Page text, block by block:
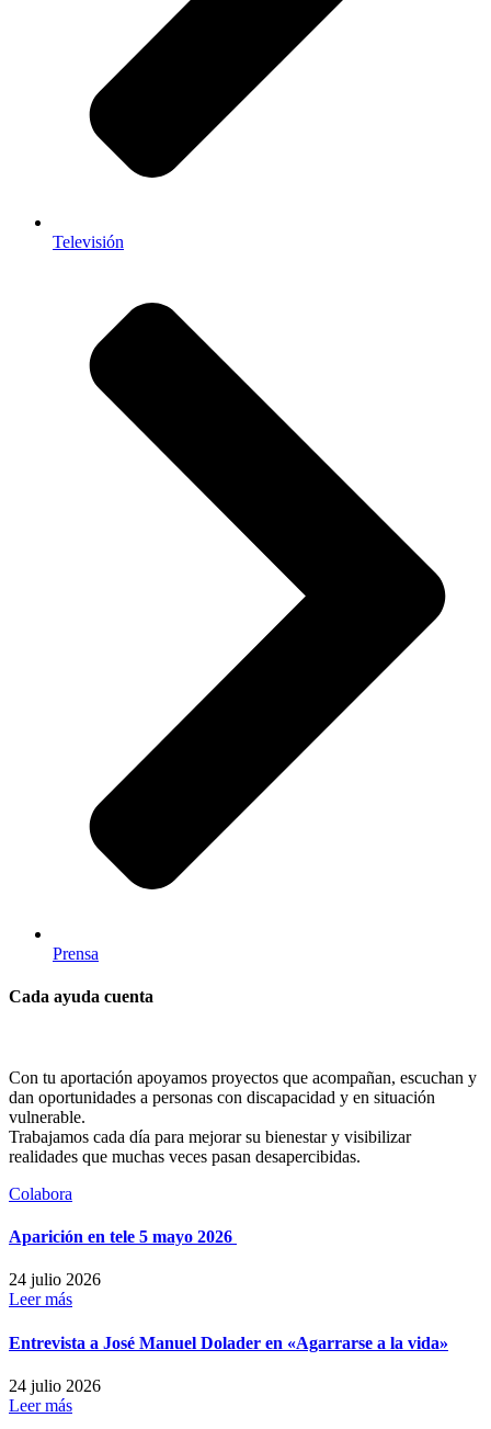
Televisión
Prensa
Cada ayuda cuenta
Con tu aportación apoyamos proyectos que acompañan, escuchan y
dan oportunidades a personas con discapacidad y en situación
vulnerable.
Trabajamos cada día para mejorar su bienestar y visibilizar
realidades que muchas veces pasan desapercibidas.
Colabora
Aparición en tele 5 mayo 2026
24 julio 2026
Leer más
Entrevista a José Manuel Dolader en «Agarrarse a la vida»
24 julio 2026
Leer más